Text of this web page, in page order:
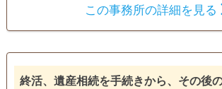
電話相談可
この事務所の詳細を見る
終活、遺産相続を手続きから、その後